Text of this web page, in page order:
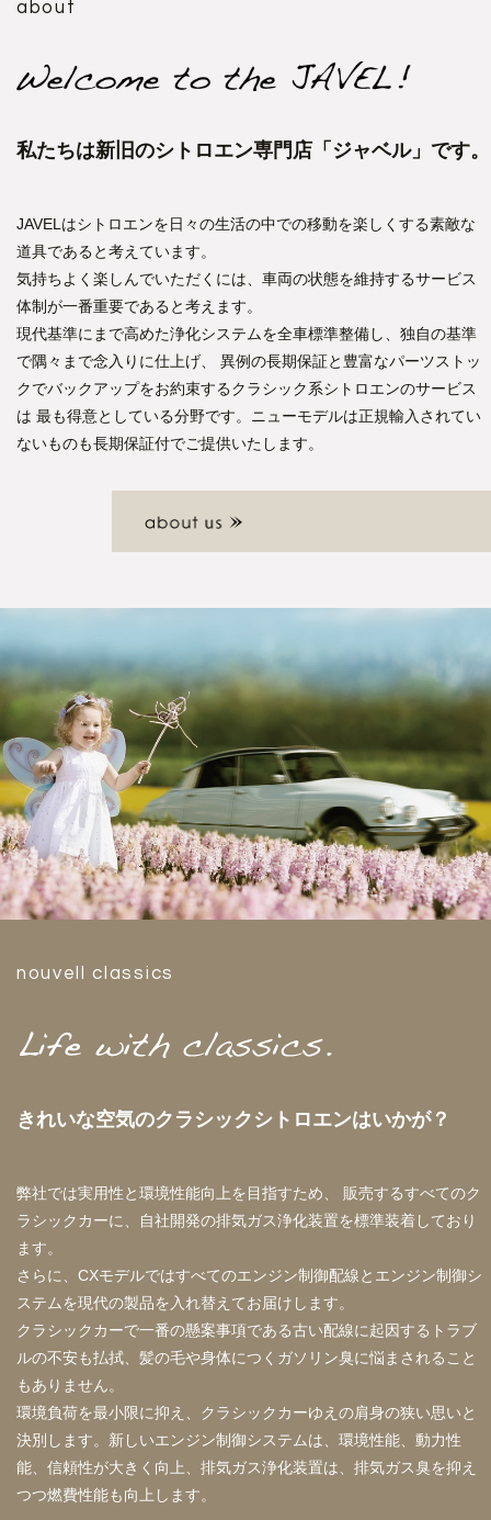
about
私たちは新旧のシトロエン専門店「ジャベル」です。
JAVELはシトロエンを日々の生活の中での移動を楽しくする素敵な
道具であると考えています。
気持ちよく楽しんでいただくには、車両の状態を維持するサービス
体制が一番重要であると考えます。
現代基準にまで高めた浄化システムを全車標準整備し、独自の基準
で隅々まで念入りに仕上げ、
異例の長期保証と豊富なパーツストッ
クでバックアップをお約束するクラシック系シトロエンのサービス
は 最も得意としている分野です。ニューモデルは正規輸入されてい
ないものも長期保証付でご提供いたします。
nouvell classics
きれいな空気のクラシックシトロエンはいかが？
弊社では実用性と環境性能向上を目指すため、
販売するすべてのク
ラシックカーに、自社開発の排気ガス浄化装置を標準装着しており
ます。
さらに、CXモデルではすべてのエンジン制御配線とエンジン制御シ
ステムを現代の製品を入れ替えてお届けします。
クラシックカーで一番の懸案事項である古い配線に起因するトラブ
ルの不安も払拭、髪の毛や身体につくガソリン臭に悩まされること
もありません。
環境負荷を最小限に抑え、クラシックカーゆえの肩身の狭い思いと
決別します。新しいエンジン制御システムは、環境性能、動力性
能、信頼性が大きく向上、排気ガス浄化装置は、排気ガス臭を抑え
つつ燃費性能も向上します。